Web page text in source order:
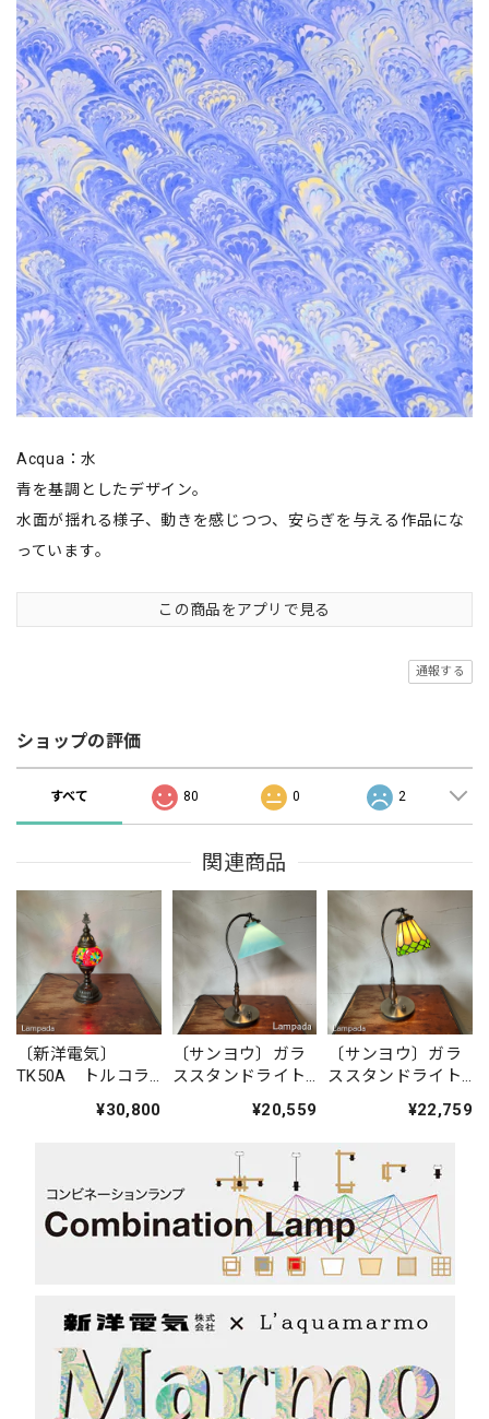
Acqua：水
青を基調としたデザイン。
水面が揺れる様子、動きを感じつつ、安らぎを与える作品にな
っています。
この商品をアプリで見る
通報する
ショップの評価
すべて 80 0 2
関連商品
〔新洋電気〕
TK50A トルコラ
イト（ミックス）
¥30,800
〔サンヨウ〕ガラ
ススタンドライト
¥20,559
〔サンヨウ〕ガラ
ススタンドライト
¥22,759